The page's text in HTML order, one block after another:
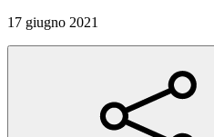
17 giugno 2021